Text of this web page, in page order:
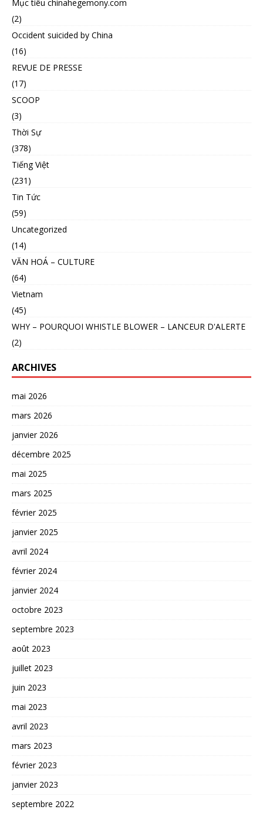
Mục tiêu chinahegemony.com
(2)
Occident suicided by China
(16)
REVUE DE PRESSE
(17)
SCOOP
(3)
Thời Sự
(378)
Tiếng Việt
(231)
Tin Tức
(59)
Uncategorized
(14)
VĂN HOÁ – CULTURE
(64)
Vietnam
(45)
WHY – POURQUOI WHISTLE BLOWER – LANCEUR D'ALERTE
(2)
ARCHIVES
mai 2026
mars 2026
janvier 2026
décembre 2025
mai 2025
mars 2025
février 2025
janvier 2025
avril 2024
février 2024
janvier 2024
octobre 2023
septembre 2023
août 2023
juillet 2023
juin 2023
mai 2023
avril 2023
mars 2023
février 2023
janvier 2023
septembre 2022